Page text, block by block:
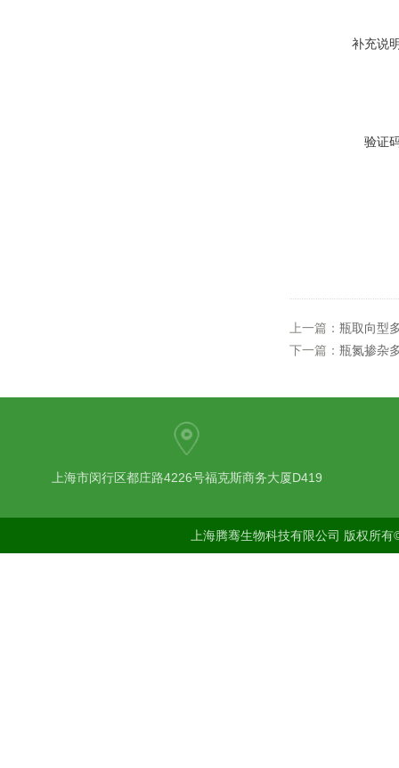
补充说
验证
上一篇： 瓶取向型
下一篇： 瓶氮掺杂
上海市闵行区都庄路4226号福克斯商务大厦D419
上海腾骞生物科技有限公司 版权所